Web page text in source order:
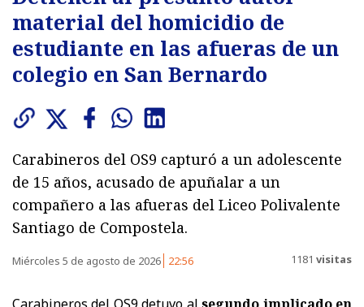
material del homicidio de
estudiante en las afueras de un
colegio en San Bernardo
Carabineros del OS9 capturó a un adolescente
de 15 años, acusado de apuñalar a un
compañero a las afueras del Liceo Polivalente
Santiago de Compostela.
Miércoles 5 de agosto de 2026 22:56 1181 visitas